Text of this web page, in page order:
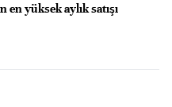
en yüksek aylık satışı